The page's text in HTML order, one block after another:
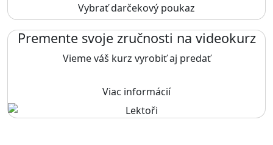
Vybrať darčekový poukaz
Premente svoje zručnosti na videokurz
Vieme váš kurz vyrobiť aj predať
Viac informácií